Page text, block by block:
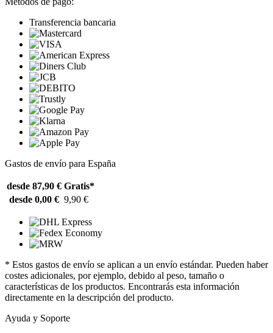
Transferencia bancaria
Gastos de envío para España
desde 87,90 € Gratis*
desde 0,00 € 9,90 €
* Estos gastos de envío se aplican a un envío estándar. Pueden haber
costes adicionales, por ejemplo, debido al peso, tamaño o
características de los productos. Encontrarás esta información
directamente en la descripción del producto.
Ayuda y Soporte